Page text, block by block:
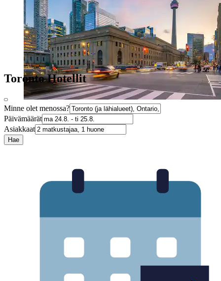
Toronto Hotellit
Minne olet menossa?
Päivämäärät
Asiakkaat
Hae